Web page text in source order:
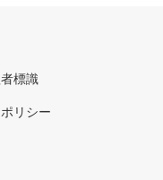
標識
リシー